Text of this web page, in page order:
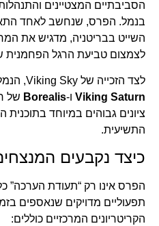
הסביבתיים המצטיינים
בנמל. הפרס, שנחשב לאחד
השייט בבריטניה, מדגיש את
לצמצום טביעת הרגל הפחמנית
לצד הזכייה של Viking Sky, הנמל ציין לחיוב גם את האוניות
Viking Saturn ו-Borealis של
ציונים גבוהים במיוחד
התשיעית.
כיצד נקבעים
הפרס אינו רק “תעודת הערכה”
תפעוליים מדויקים שנאספים
הקריטריונים המרכזיים כוללים: